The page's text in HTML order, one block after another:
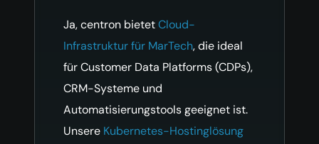
Ja, centron bietetCloud-
Infrastruktur für MarTech, die ideal
für Customer Data Platforms (CDPs),
CRM-Systeme und
Automatisierungstools geeignet ist.
Unsere Kubernetes-Hostinglösung